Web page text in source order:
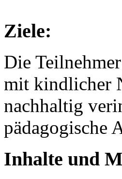
Ziele:
Die
mit kindlicher
nachhaltig
pädagogische
Inhalte und